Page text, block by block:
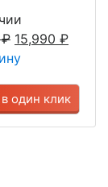
₽ 15,990 ₽
в один клик